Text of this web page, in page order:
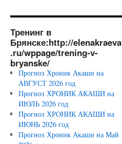
Тренинг в
Брянске:http://elenakraeva
.ru/wppage/trening-v-
bryanske/
Прогноз Хроник Акаши на
АВГУСТ 2026 год
Прогноз ХРОНИК АКАШИ на
ИЮЛЬ 2026 год
Прогноз ХРОНИК АКАШИ на
ИЮНЬ 2026 год
Прогноз Хроник Акаши на Май